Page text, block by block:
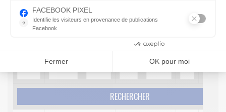
Description détaillée
Cylindrée
5.
Position
Côté
RECHERCHER
?
FACEBOOK PIXEL
Identifie les visiteurs en provenance de publications
Facebook
Fermer OK pour moi